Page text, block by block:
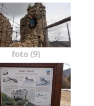
foto (9)